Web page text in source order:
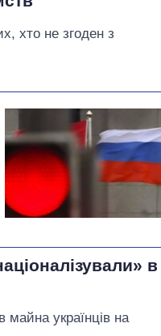
хто не згоден з
в
майна українців на